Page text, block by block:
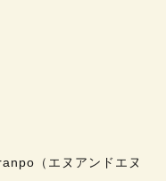
（エヌアンドエヌ